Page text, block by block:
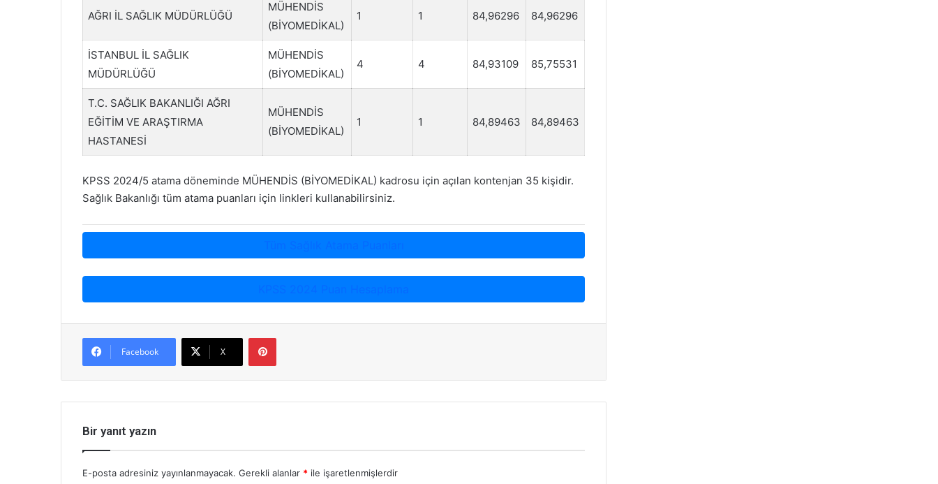
AĞRI İL SAĞLIK MÜDÜRLÜĞÜ
MÜHENDİS
(BİYOMEDİKAL)
1 1 84,96296 84,96296
İSTANBUL İL SAĞLIK
MÜDÜRLÜĞÜ
MÜHENDİS
(BİYOMEDİKAL)
4 4 84,93109 85,75531
T.C. SAĞLIK BAKANLIĞI AĞRI
EĞİTİM VE ARAŞTIRMA
HASTANESİ
MÜHENDİS
(BİYOMEDİKAL)
1 1 84,89463 84,89463
KPSS 2024/5 atama döneminde MÜHENDİS (BİYOMEDİKAL) kadrosu için açılan kontenjan 35 kişidir.
Sağlık Bakanlığı tüm atama puanları için linkleri kullanabilirsiniz.
Facebook X
Bir yanıt yazın
E-posta adresiniz yayınlanmayacak. Gerekli alanlar * ile işaretlenmişlerdir